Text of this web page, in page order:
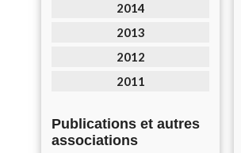
2014
2013
2012
2011
Publications et autres
associations